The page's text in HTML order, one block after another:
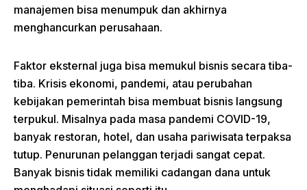
manajemen bisa menumpuk dan akhirnya
menghancurkan perusahaan.
Faktor eksternal juga bisa memukul bisnis secara tiba-
tiba. Krisis ekonomi, pandemi, atau perubahan
kebijakan pemerintah bisa membuat bisnis langsung
terpukul. Misalnya pada masa pandemi COVID-19,
banyak restoran, hotel, dan usaha pariwisata terpaksa
tutup. Penurunan pelanggan terjadi sangat cepat.
Banyak bisnis tidak memiliki cadangan dana untuk